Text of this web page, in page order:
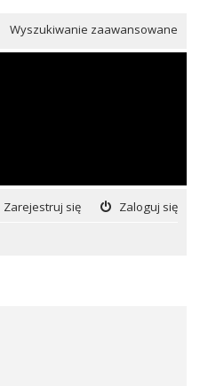
Wyszukiwanie zaawansowane
Zaloguj się
Zarejestruj się